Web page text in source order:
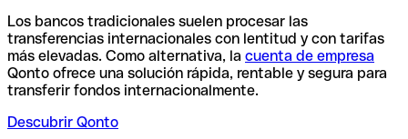
Los bancos tradicionales suelen procesar las
transferencias internacionales con lentitud y con tarifas
más elevadas. Como alternativa, la cuenta de empresa
Qonto ofrece una solución rápida, rentable y segura para
transferir fondos internacionalmente.
Descubrir Qonto